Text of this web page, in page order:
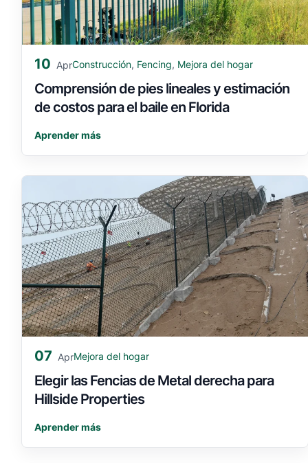
10 AprConstrucción, Fencing, Mejora del hogar
Comprensión de pies lineales y estimación
de costos para el baile en Florida
Aprender más
07 AprMejora del hogar
Elegir las Fencias de Metal derecha para
Hillside Properties
Aprender más